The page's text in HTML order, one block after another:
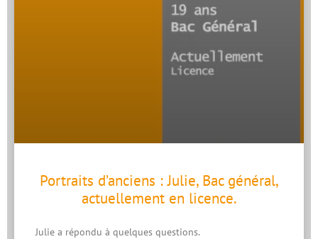
Portraits d’anciens : Julie, Bac général,
actuellement en licence.
Julie a répondu à quelques questions.